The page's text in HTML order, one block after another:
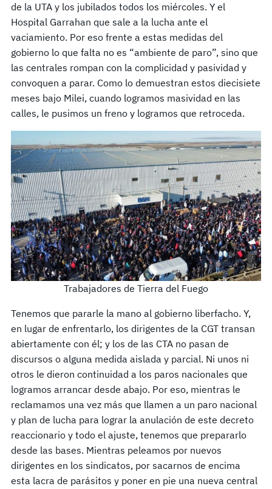
de la UTA y los jubilados todos los miércoles. Y el
Hospital Garrahan que sale a la lucha ante el
vaciamiento. Por eso frente a estas medidas del
gobierno lo que falta no es “ambiente de paro”, sino que
las centrales rompan con la complicidad y pasividad y
convoquen a parar. Como lo demuestran estos diecisiete
meses bajo Milei, cuando logramos masividad en las
calles, le pusimos un freno y logramos que retroceda.
Trabajadores de Tierra del Fuego
Tenemos que pararle la mano al gobierno liberfacho. Y,
en lugar de enfrentarlo, los dirigentes de la CGT transan
abiertamente con él; y los de las CTA no pasan de
discursos o alguna medida aislada y parcial. Ni unos ni
otros le dieron continuidad a los paros nacionales que
logramos arrancar desde abajo. Por eso, mientras le
reclamamos una vez más que llamen a un paro nacional
y plan de lucha para lograr la anulación de este decreto
reaccionario y todo el ajuste, tenemos que prepararlo
desde las bases. Mientras peleamos por nuevos
dirigentes en los sindicatos, por sacarnos de encima
esta lacra de parásitos y poner en pie una nueva central